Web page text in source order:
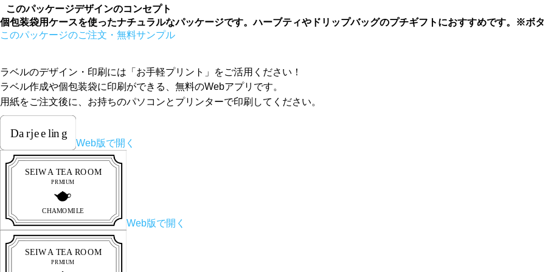
このパッケージデザインのコンセプト
個包装袋用ケースを使ったナチュラルなパッケージです。ハーブティやドリップバッグのプチギフトにおすすめです。※ボタ
このパッケージのご注文・無料サンプル
ラベルのデザイン・印刷には「お手軽プリント」をご活用ください！
ラベル作成や個包装袋に印刷ができる、無料のWebアプリです。
用紙をご注文後に、お持ちのパソコンとプリンターで印刷してください。
Web版で開く
Web版で開く